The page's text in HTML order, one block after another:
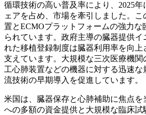
循環技術の高い普及率により、2025年
ェアを占め、市場を牽引しました。
置とECMOプラットフォームの強力な
られています。政府主導の臓器提供イ
れた移植登録制度は臓器利用率を向上
支えています。大規模な三次医療機関
工心肺装置などの機器に対する迅速
流技術の早期導入を促進しています。
米国は、臓器保存と心肺補助に焦点を
への多額の資金提供と大規模な臨床試